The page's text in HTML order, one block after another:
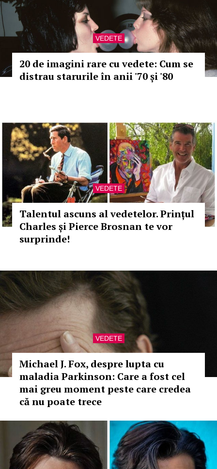
VEDETE
20 de imagini rare cu vedete: Cum se
distrau starurile în anii '70 și '80
VEDETE
Talentul ascuns al vedetelor. Prințul
Charles și Pierce Brosnan te vor
surprinde!
VEDETE
Michael J. Fox, despre lupta cu
maladia Parkinson: Care a fost cel
mai greu moment peste care credea
că nu poate trece